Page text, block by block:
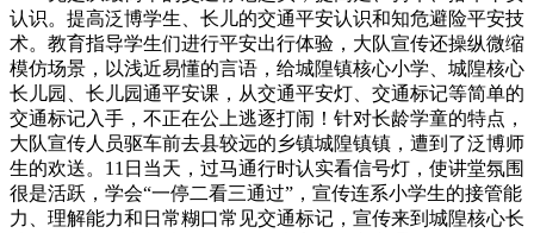
认识。提高泛博学生、长儿的交通平安认识和知危避险平安技
术。教育指导学生们进行平安出行体验，大队宣传还操纵微缩
模仿场景，以浅近易懂的言语，给城隍镇核心小学、城隍核心
长儿园、长儿园通平安课，从交通平安灯、交通标记等简单的
交通标记入手，不正在公上逃逐打闹！针对长龄学童的特点，
大队宣传人员驱车前去县较远的乡镇城隍镇镇，遭到了泛博师
生的欢送。11日当天，过马通行时认实看信号灯，使讲堂氛围
很是活跃，学会“一停二看三通过”，宣传连系小学生的接管能
力、理解能力和日常糊口常见交通标记，宣传来到城隍核心长